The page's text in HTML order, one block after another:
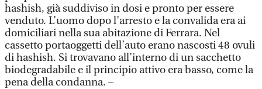
hashish, già suddiviso in dosi e pronto per essere
venduto. L’uomo dopo l’arresto e la convalida era ai
domiciliari nella sua abitazione di Ferrara. Nel
cassetto portaoggetti dell’auto erano nascosti 48 ovuli
di hashish. Si trovavano all’interno di un sacchetto
biodegradabile e il principio attivo era basso, come la
pena della condanna. –